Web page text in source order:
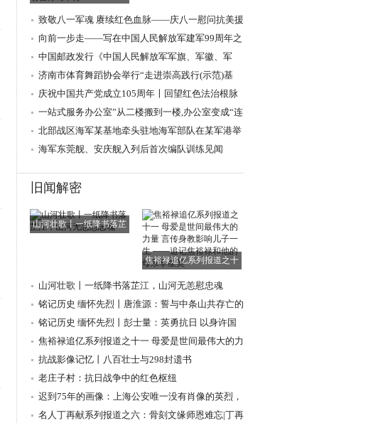
致敬八一军魂 赓续红色血脉——庆八一慰问抗美援
朝老兵大型红色
向前一步走——写在中国人民解放军建军99周年之
际
中国邮政发行《中国人民解放军军旗、军徽、军
歌》纪念邮票
济南市体育舞蹈协会举行“走进崇高践行(示范)基
地”挂牌仪式
庆祝中国共产党成立105周年〡回望红色法治根脉
讲述强军法治使
一站式服务办公室”从二楼搬到一楼,办公室变成“连
心桥”
北部战区海军某基地牵头驻地海军部队在某军港举
行开放活动
海军东莞舰、安庆舰入列后首次编队训练见闻
旧闻解密
山河壮歌丨一纸降书落芷
焦裕禄追亿系列报道之十
山河壮歌丨一纸降书落芷江，山河无恙慰忠魂
铭记历史 缅怀先烈丨唐淮源：誓与中条山共存亡的
抗日英烈
铭记历史 缅怀先烈丨彭士量：英勇抗日 以身许国
焦裕禄追亿系列报道之十一 母爱是世间最伟大的力
量 言传身教
抗战影像记忆丨八百壮士与298封遗书
老庄子村：抗日战争中的红色枢纽
迟到75年的画像：上海公安唯一没有肖像的英烈，
重现年轻模样
名人丁再献系列报道之六：骨刻文缘师恩难忘|丁再